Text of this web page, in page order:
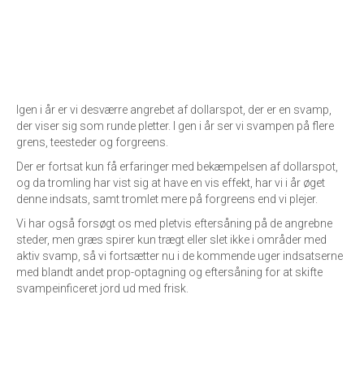
Igen i år er vi desværre angrebet af dollarspot, der er en svamp,
der viser sig som runde pletter. I gen i år ser vi svampen på flere
grens, teesteder og forgreens.
Der er fortsat kun få erfaringer med bekæmpelsen af dollarspot,
og da tromling har vist sig at have en vis effekt, har vi i år øget
denne indsats, samt tromlet mere på forgreens end vi plejer.
Vi har også forsøgt os med pletvis eftersåning på de angrebne
steder, men græs spirer kun trægt eller slet ikke i områder med
aktiv svamp, så vi fortsætter nu i de kommende uger indsatserne
med blandt andet prop-optagning og eftersåning for at skifte
svampeinficeret jord ud med frisk.